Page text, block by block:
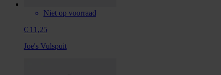
Niet op voorraad
€ 11,25
Joe's Vulspuit